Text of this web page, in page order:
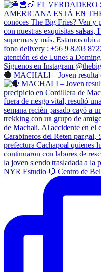
🔴 MACHALI – Joven resulta
NYR Estudio 💥 Centro de